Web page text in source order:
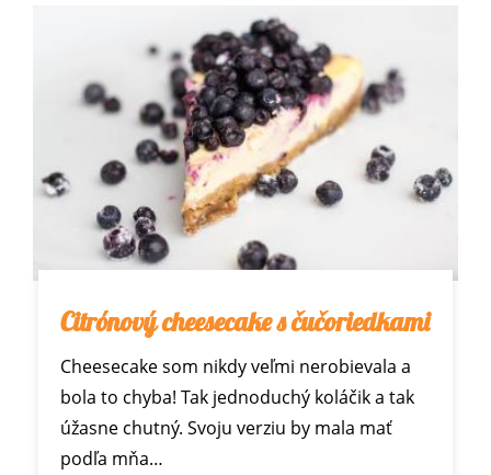
Citrónový cheesecake s čučoriedkami
Cheesecake som nikdy veľmi nerobievala a
bola to chyba! Tak jednoduchý koláčik a tak
úžasne chutný. Svoju verziu by mala mať
podľa mňa…